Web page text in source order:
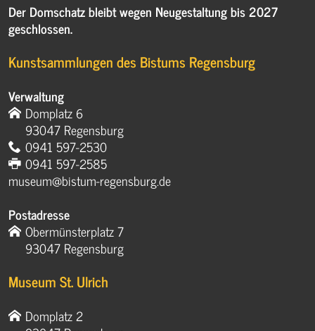
Der Domschatz bleibt wegen Neugestaltung bis 2027
geschlossen.
Kunstsammlungen des Bistums Regensburg
Verwaltung
Domplatz 6
93047 Regensburg
0941 597-2530
0941 597-2585
museum@bistum-regensburg.de
Postadresse
Obermünsterplatz 7
93047 Regensburg
Museum St. Ulrich
Domplatz 2